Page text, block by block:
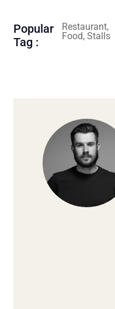
Popular
Tag :
Restaurant,
Food, Stalls